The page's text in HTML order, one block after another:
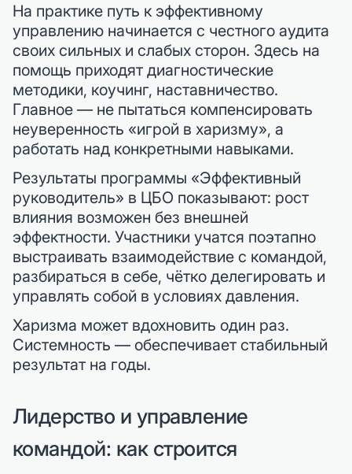
На практике путь к эффективному
управлению начинается с честного аудита
своих сильных и слабых сторон. Здесь на
помощь приходят диагностические
методики, коучинг, наставничество.
Главное — не пытаться компенсировать
неуверенность «игрой в харизму», а
работать над конкретными навыками.
Результаты программы «Эффективный
руководитель» в ЦБО показывают: рост
влияния возможен без внешней
эффектности. Участники учатся поэтапно
выстраивать взаимодействие с командой,
разбираться в себе, чётко делегировать и
управлять собой в условиях давления.
Харизма может вдохновить один раз.
Системность — обеспечивает стабильный
результат на годы.
Лидерство и управление
командой: как строится